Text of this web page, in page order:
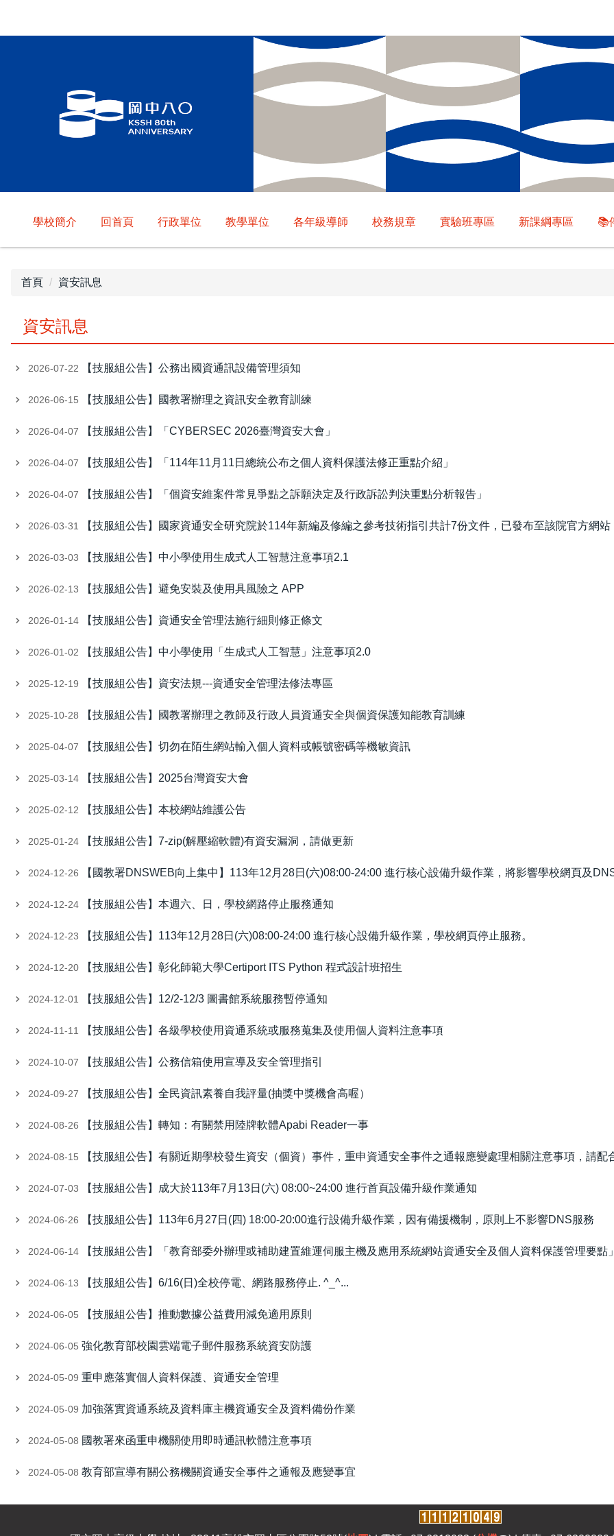
學校簡介 回首頁 行政單位 教學單位 各年級導師 校務規章 實驗班專區 新課綱專區 📚
首頁 資安訊息
資安訊息
2026-07-22 【技服組公告】公務出國資通訊設備管理須知
2026-06-15 【技服組公告】國教署辦理之資訊安全教育訓練
2026-04-07 【技服組公告】「CYBERSEC 2026臺灣資安大會」
2026-04-07 【技服組公告】「114年11月11日總統公布之個人資料保護法修正重點介紹」
2026-04-07 【技服組公告】「個資安維案件常見爭點之訴願決定及行政訴訟判決重點分析報告」
2026-03-31 【技服組公告】國家資通安全研究院於114年新編及修編之參考技術指引共計7份文件，已發布至該院官方網站
2026-03-03 【技服組公告】中小學使用生成式人工智慧注意事項2.1
2026-02-13 【技服組公告】避免安裝及使用具風險之 APP
2026-01-14 【技服組公告】資通安全管理法施行細則修正條文
2026-01-02 【技服組公告】中小學使用「生成式人工智慧」注意事項2.0
2025-12-19 【技服組公告】資安法規---資通安全管理法修法專區
2025-10-28 【技服組公告】國教署辦理之教師及行政人員資通安全與個資保護知能教育訓練
2025-04-07 【技服組公告】切勿在陌生網站輸入個人資料或帳號密碼等機敏資訊
2025-03-14 【技服組公告】2025台灣資安大會
2025-02-12 【技服組公告】本校網站維護公告
2025-01-24 【技服組公告】7-zip(解壓縮軟體)有資安漏洞，請做更新
2024-12-26 【國教署DNSWEB向上集中】113年12月28日(六)08:00-24:00 進行核心設備升級作業，將影響學校網頁及
2024-12-24 【技服組公告】本週六、日，學校網路停止服務通知
2024-12-23 【技服組公告】113年12月28日(六)08:00-24:00 進行核心設備升級作業，學校網頁停止服務。
2024-12-20 【技服組公告】彰化師範大學Certiport ITS Python 程式設計班招生
2024-12-01 【技服組公告】12/2-12/3 圖書館系統服務暫停通知
2024-11-11 【技服組公告】各級學校使用資通系統或服務蒐集及使用個人資料注意事項
2024-10-07 【技服組公告】公務信箱使用宣導及安全管理指引
2024-09-27 【技服組公告】全民資訊素養自我評量(抽獎中獎機會高喔）
2024-08-26 【技服組公告】轉知：有關禁用陸牌軟體Apabi Reader一事
2024-08-15 【技服組公告】有關近期學校發生資安（個資）事件，重申資通安全事件之通報應變處理相關注意事項，請配
2024-07-03 【技服組公告】成大於113年7月13日(六) 08:00~24:00 進行首頁設備升級作業通知
2024-06-26 【技服組公告】113年6月27日(四) 18:00-20:00進行設備升級作業，因有備援機制，原則上不影響DNS服務
2024-06-14 【技服組公告】「教育部委外辦理或補助建置維運伺服主機及應用系統網站資通安全及個人資料保護管理要點
2024-06-13 【技服組公告】6/16(日)全校停電、網路服務停止. ^_^...
2024-06-05 【技服組公告】推動數據公益費用減免適用原則
2024-06-05 強化教育部校園雲端電子郵件服務系統資安防護
2024-05-09 重申應落實個人資料保護、資通安全管理
2024-05-09 加強落實資通系統及資料庫主機資通安全及資料備份作業
2024-05-08 國教署來函重申機關使用即時通訊軟體注意事項
2024-05-08 教育部宣導有關公務機關資通安全事件之通報及應變事宜